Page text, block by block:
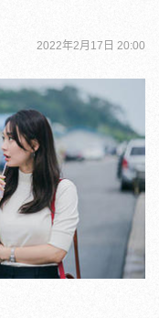
2022年2月17日 20:00